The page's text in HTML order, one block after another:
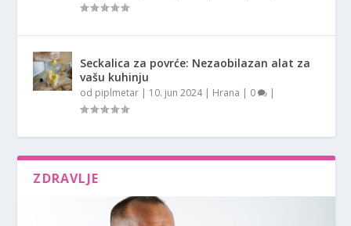
Seckalica za povrće: Nezaobilazan alat za
vašu kuhinju
od piplmetar | 10. jun 2024| Hrana | 0 |
ZDRAVLJE